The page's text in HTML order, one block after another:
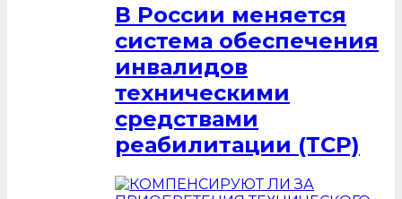
В России меняется
система обеспечения
инвалидов
техническими
средствами
реабилитации (ТСР)